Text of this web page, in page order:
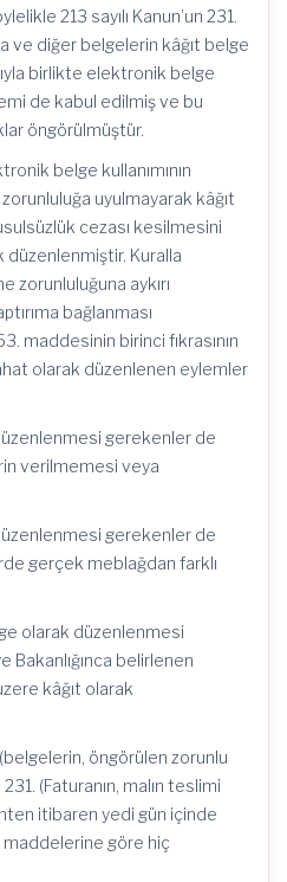
213 sayılı Kanun’un 231.
ve diğer belgelerin kâğıt belge
birlikte elektronik belge
de kabul edilmiş ve bu
öngörülmüştür.
belge kullanımının
uyulmayarak kâğıt
cezası kesilmesini
Kuralla
aykırı
bağlanması
maddesinin birinci fıkrasının
olarak düzenlenen eylemler
gerekenler de
verilmemesi veya
gerekenler de
gerçek meblağdan farklı
olarak düzenlenmesi
Bakanlığınca belirlenen
kâğıt olarak
öngörülen zorunlu
(Faturanın, malın teslimi
itibaren yedi gün içinde
göre hiç